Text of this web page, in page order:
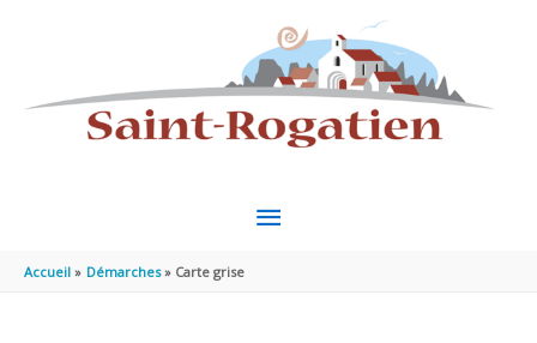
MENU
Accueil Démarches Carte grise